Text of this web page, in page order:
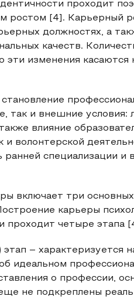
проходит
ростом [4]. Карьерный
должностях, а
качеств.
эти изменения касаются
так и внешние условия:
влияние
и волонтерской
ранней специализации
включает три
карьеры
проходит четыре этапа
– характеризуется
идеальном
о профессии,
не подкреплены